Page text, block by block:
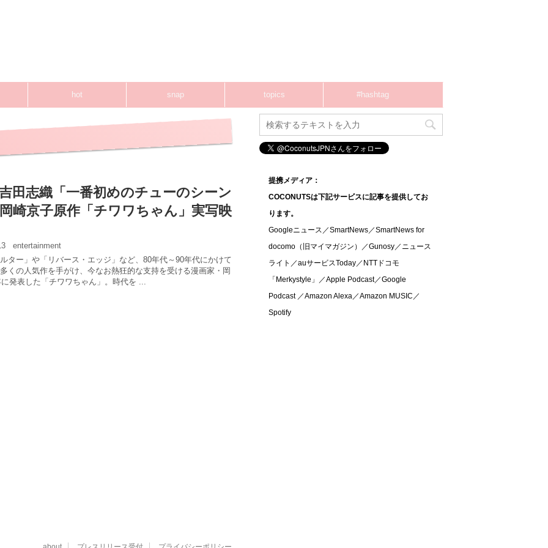
hot snap topics #hashtag
田志織「一番初めのチューのシーン
崎京子原作「チワワちゃん」実写映
entertainment
ルター」や「リバース・エッジ」など、80年代～90年代にかけて
くの人気作を手がけ、今なお熱狂的な支持を受ける漫画家・岡
発表した「チワワちゃん」。時代を ...
提携メディア：
COCONUTSは下記サービスに記事を提供してお
ります。
Googleニュース／SmartNews／SmartNews for
docomo（旧マイマガジン）／Gunosy／ニュース
ライト／auサービスToday／NTTドコモ
「Merkystyle」／Apple Podcast／Google
Podcast ／Amazon Alexa／Amazon MUSIC／
Spotify